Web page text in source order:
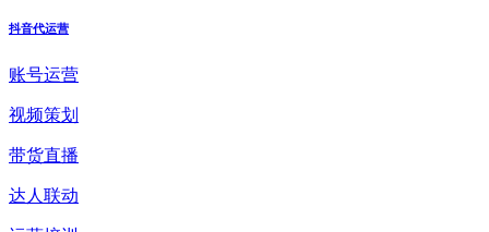
抖音代运营
账号运营
视频策划
带货直播
达人联动